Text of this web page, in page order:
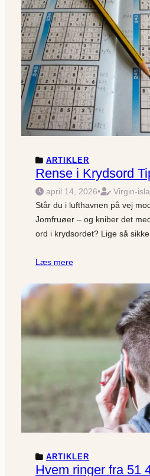
ARTIKLER
Rense i Krydsord
april 14, 2026•
Virgin-
Står du i lufthavnen på vej
Jomfruøer – og kniber det
ord i krydsordet? Lige så
Læs mere
ARTIKLER
Hvem ringer fra 51